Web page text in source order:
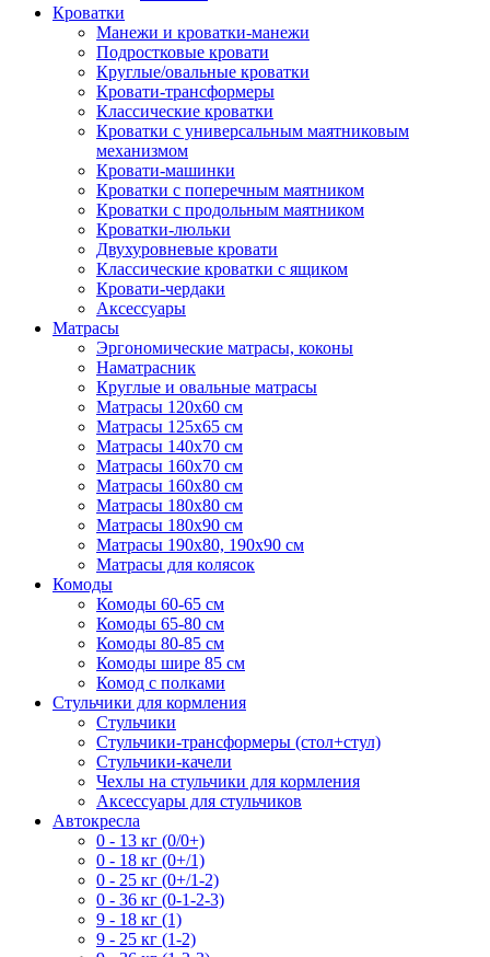
Кроватки
Манежи и кроватки-манежи
Подростковые кровати
Круглые/овальные кроватки
Кровати-трансформеры
Классические кроватки
Кроватки с универсальным маятниковым
механизмом
Кровати-машинки
Кроватки с поперечным маятником
Кроватки с продольным маятником
Кроватки-люльки
Двухуровневые кровати
Классические кроватки с ящиком
Кровати-чердаки
Аксессуары
Матрасы
Эргономические матрасы, коконы
Наматрасник
Круглые и овальные матрасы
Матрасы 120х60 см
Матрасы 125х65 см
Матрасы 140х70 см
Матрасы 160х70 см
Матрасы 160х80 см
Матрасы 180х80 см
Матрасы 180х90 см
Матрасы 190х80, 190х90 см
Матрасы для колясок
Комоды
Комоды 60-65 см
Комоды 65-80 см
Комоды 80-85 см
Комоды шире 85 см
Комод с полками
Стульчики для кормления
Стульчики
Стульчики-трансформеры (стол+стул)
Стульчики-качели
Чехлы на стульчики для кормления
Аксессуары для стульчиков
Автокресла
0 - 13 кг (0/0+)
0 - 18 кг (0+/1)
0 - 25 кг (0+/1-2)
0 - 36 кг (0-1-2-3)
9 - 18 кг (1)
9 - 25 кг (1-2)